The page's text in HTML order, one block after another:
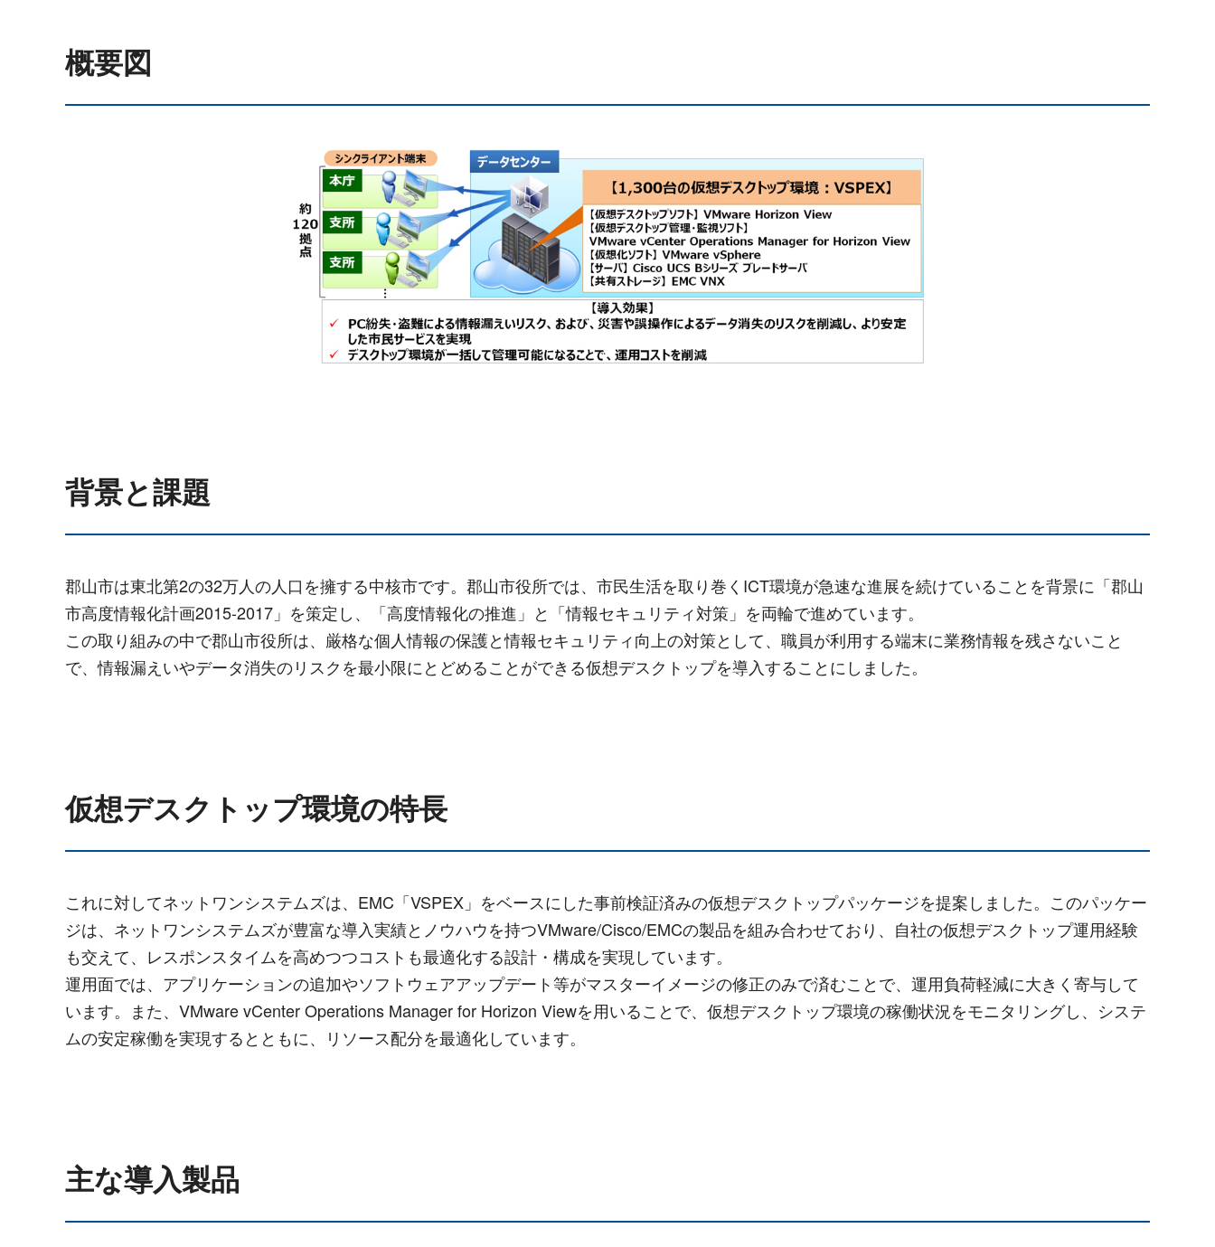
概要図
背景と課題
郡山市は東北第2の32万人の人口を擁する中核市です。郡山市役所では、市民生活を取り巻くICT環境が急速な進展を続けていることを背景に「郡山
市高度情報化計画2015-2017」を策定し、「高度情報化の推進」と「情報セキュリティ対策」を両輪で進めています。
この取り組みの中で郡山市役所は、厳格な個人情報の保護と情報セキュリティ向上の対策として、職員が利用する端末に業務情報を残さないこと
で、情報漏えいやデータ消失のリスクを最小限にとどめることができる仮想デスクトップを導入することにしました。
仮想デスクトップ環境の特長
これに対してネットワンシステムズは、EMC「VSPEX」をベースにした事前検証済みの仮想デスクトップパッケージを提案しました。このパッケー
ジは、ネットワンシステムズが豊富な導入実績とノウハウを持つVMware/Cisco/EMCの製品を組み合わせており、自社の仮想デスクトップ運用経験
も交えて、レスポンスタイムを高めつつコストも最適化する設計・構成を実現しています。
運用面では、アプリケーションの追加やソフトウェアアップデート等がマスターイメージの修正のみで済むことで、運用負荷軽減に大きく寄与して
います。また、VMware vCenter Operations Manager for Horizon Viewを用いることで、仮想デスクトップ環境の稼働状況をモニタリングし、システ
ムの安定稼働を実現するとともに、リソース配分を最適化しています。
主な導入製品